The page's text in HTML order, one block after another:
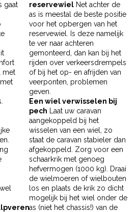
gaat
met
reservewiel Net achter de
as is meestal de beste positie
voor het opbergen van het
reservewiel. Is deze namelijk
te ver naar achteren
gemonteerd, dan kan bij het
rijden over verkeersdrempels
of bij het op- en afrijden van
veerponten, problemen
geven.
Een wiel verwisselen bij
pech Laat uw caravan
aangekoppeld bij het
wisselen van een wiel, zo
staat de caravan stabieler dan
afgekoppeld. Zorg voor een
schaarkrik met genoeg
hefvermogen (1000 kg). Draai
de wielmoeren of wielbouten
los en plaats de krik zo dicht
mogelijk bij het wiel onder de
as (niet het chassis!) van de